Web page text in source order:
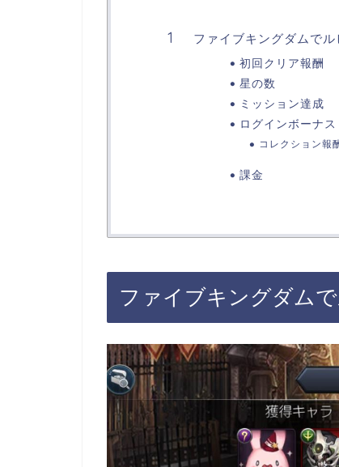
ファイブキングダムで
初回クリア報酬
星の数
ミッション達成
ログインボーナス
コレクション報
課金
ファイブキングダム